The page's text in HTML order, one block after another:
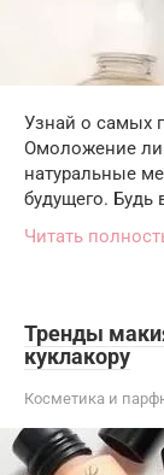
Узнай о самых
Омоложение
натуральные
будущего. Будь
Читать
Тренды
куклакору
Косметика и